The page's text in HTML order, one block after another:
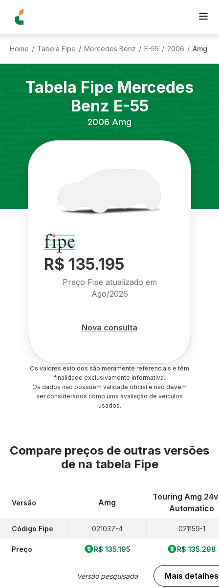
Home / Tabela Fipe / Mercedes Benz / E-55 / 2006 / Amg
Tabela Fipe Mercedes
Benz E-55
2006 Amg
R$ 135.195
Preço Fipe atualizado em
Ago/2026
Nova consulta
Os valores exibidos são meramente referenciais e têm
finalidade exclusivamente informativa.
Os dados não possuem validade oficial e não devem
ser considerados como uma avaliação de veículos
usados.
Compare preços de outras versões
de na tabela Fipe
Versão
Código Fipe
Preço
Amg
021037-4
R$ 135.195
Versão pesquisada
Touring Amg
Automatico
021159-1
R$ 135.298
Mais detalhes